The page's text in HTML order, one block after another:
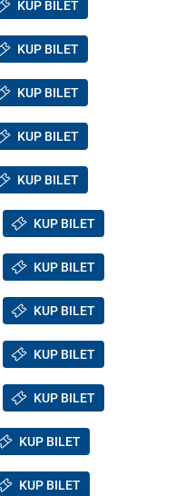
KUP BILET
KUP BILET
KUP BILET
KUP BILET
KUP BILET
KUP BILET
KUP BILET
KUP BILET
KUP BILET
KUP BILET
KUP BILET
KUP BILET